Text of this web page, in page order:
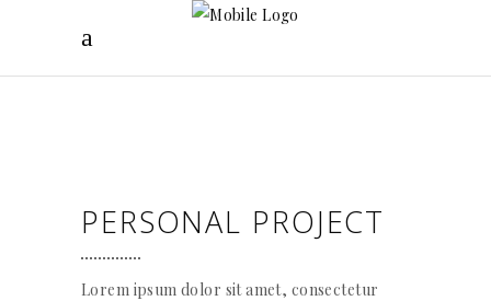
PERSONAL PROJECT
Lorem ipsum dolor sit amet, consectetur